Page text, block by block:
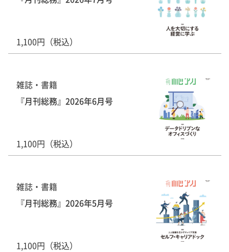
1,100円（税込）
雑誌・書籍
『月刊総務』2026年6月号
1,100円（税込）
雑誌・書籍
『月刊総務』2026年5月号
1,100円（税込）